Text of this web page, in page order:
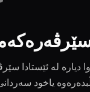
وا دیارە لە ئێستادا
یاخود